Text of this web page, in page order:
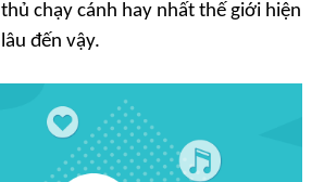
chạy cánh hay nhất thế giới hiện
đến vậy.